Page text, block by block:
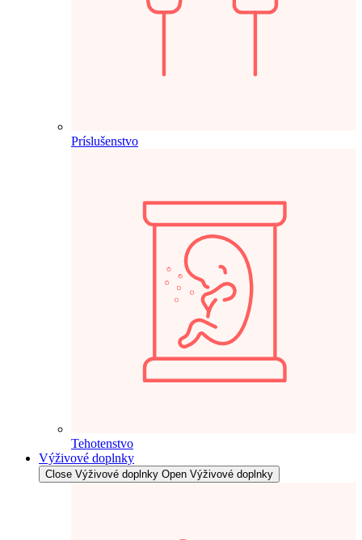
Príslušenstvo
Tehotenstvo
Výživové doplnky
Close Výživové doplnky Open Výživové doplnky